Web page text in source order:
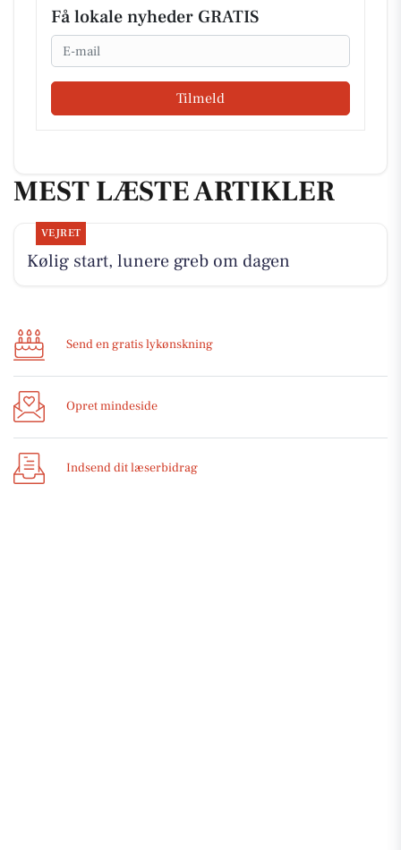
Få lokale nyheder GRATIS
Email
Tilmeld
MEST LÆSTE ARTIKLER
VEJRET
Kølig start, lunere greb om dagen
Send en gratis lykønskning
Opret mindeside
Indsend dit læserbidrag